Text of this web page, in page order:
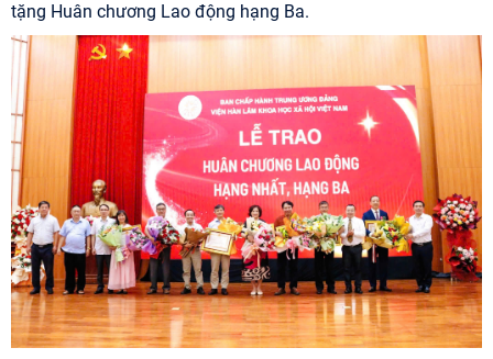
tặng Huân chương Lao động hạng Ba.